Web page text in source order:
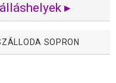
▸
SOPRON